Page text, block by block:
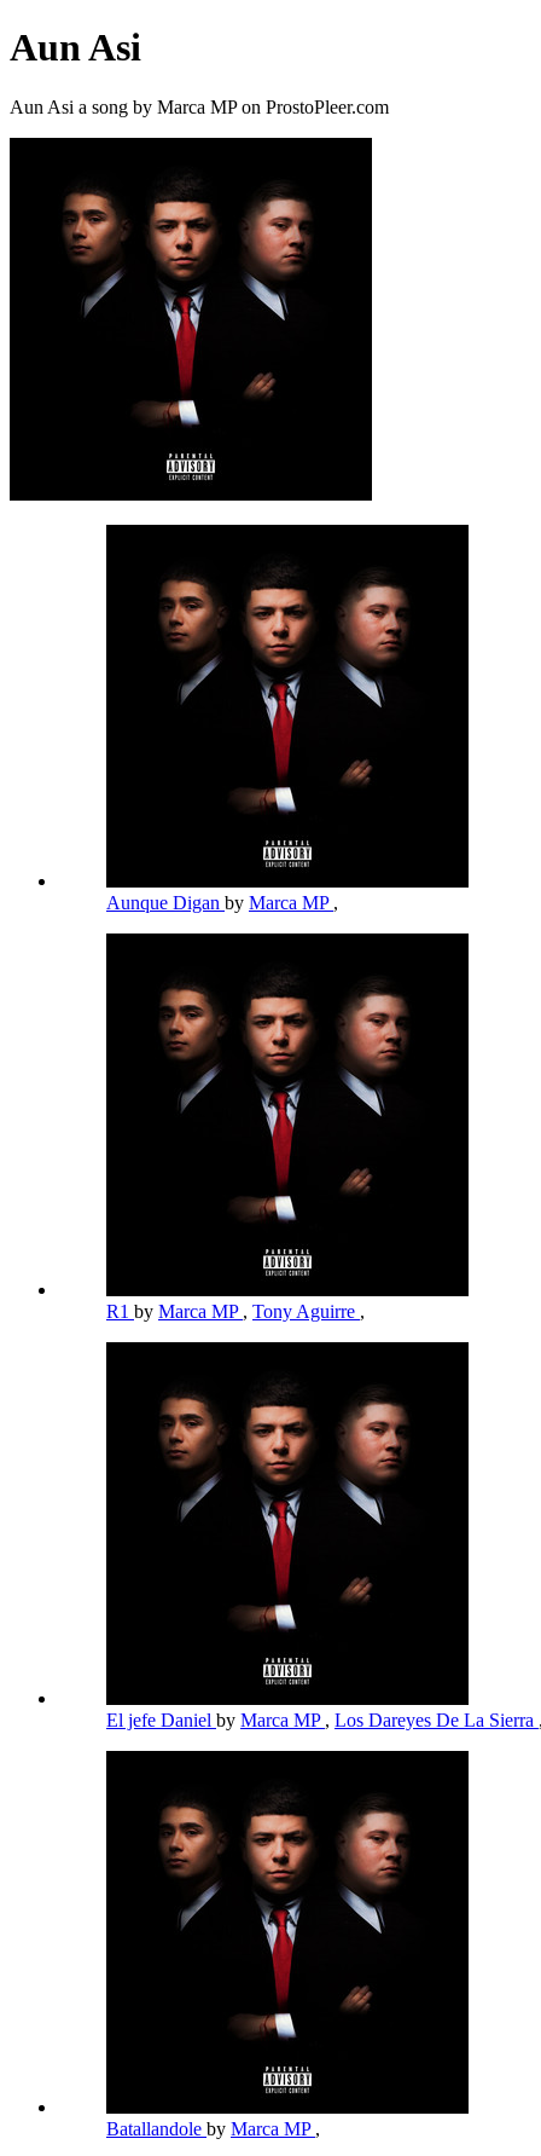
Aun Asi
Aun Asi a song by Marca MP on ProstoPleer.com
Aunque Digan by Marca MP ,
R1 by Marca MP , Tony Aguirre ,
El jefe Daniel by Marca MP , Los Dareyes De La Sierra
Batallandole by Marca MP ,